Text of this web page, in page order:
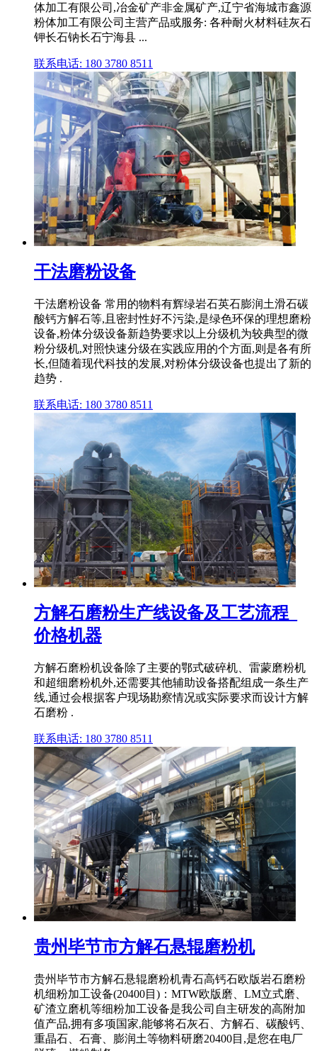
体加工有限公司,冶金矿产非金属矿产,辽宁省海城市鑫源
粉体加工有限公司主营产品或服务: 各种耐火材料硅灰石
钾长石钠长石宁海县 ...
联系电话: 180 3780 8511
干法磨粉设备
干法磨粉设备 常用的物料有辉绿岩石英石膨润土滑石碳
酸钙方解石等,且密封性好不污染,是绿色环保的理想磨粉
设备,粉体分级设备新趋势要求以上分级机为较典型的微
粉分级机,对照快速分级在实践应用的个方面,则是各有所
长,但随着现代科技的发展,对粉体分级设备也提出了新的
趋势 .
联系电话: 180 3780 8511
方解石磨粉生产线设备及工艺流程_
价格机器
方解石磨粉机设备除了主要的鄂式破碎机、雷蒙磨粉机
和超细磨粉机外,还需要其他辅助设备搭配组成一条生产
线,通过会根据客户现场勘察情况或实际要求而设计方解
石磨粉 .
联系电话: 180 3780 8511
贵州毕节市方解石悬辊磨粉机
贵州毕节市方解石悬辊磨粉机青石高钙石欧版岩石磨粉
机细粉加工设备(20400目)：MTW欧版磨、LM立式磨、
矿渣立磨机等细粉加工设备是我公司自主研发的高附加
值产品,拥有多项国家,能够将石灰石、方解石、碳酸钙、
重晶石、石膏、膨润土等物料研磨20400目,是您在电厂